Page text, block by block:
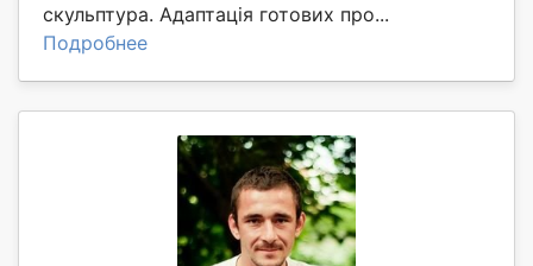
скульптура. Адаптація готових про...
Подробнее